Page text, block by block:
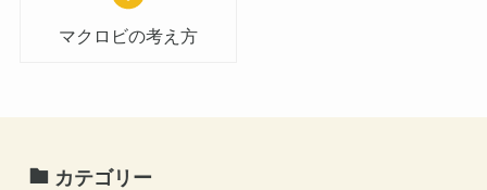
マクロビの考え方
カテゴリー